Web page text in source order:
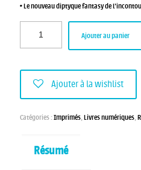
• Le nouveau diptyque fantasy de
Ajouter au panier
Ajouter à la wishlist
Catégories :Imprimés,Livres numériques,
Résumé